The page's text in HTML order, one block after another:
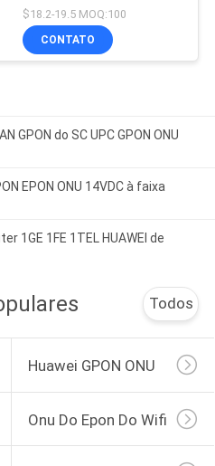
$18.2-19.5 MOQ:100
CONTATO
GPON do SC UPC GPON ONU
EPON ONU 14VDC à faixa
1GE 1FE 1TEL HUAWEI de
Todos
Huawei GPON ONU
Onu Do Epon Do Wifi